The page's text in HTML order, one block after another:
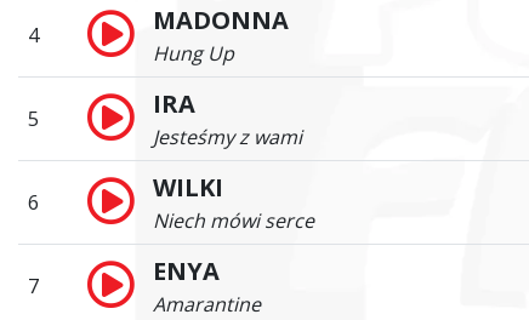
4 MADONNA
Hung Up
5 IRA
Jesteśmy z wami
6 WILKI
Niech mówi serce
7 ENYA
Amarantine